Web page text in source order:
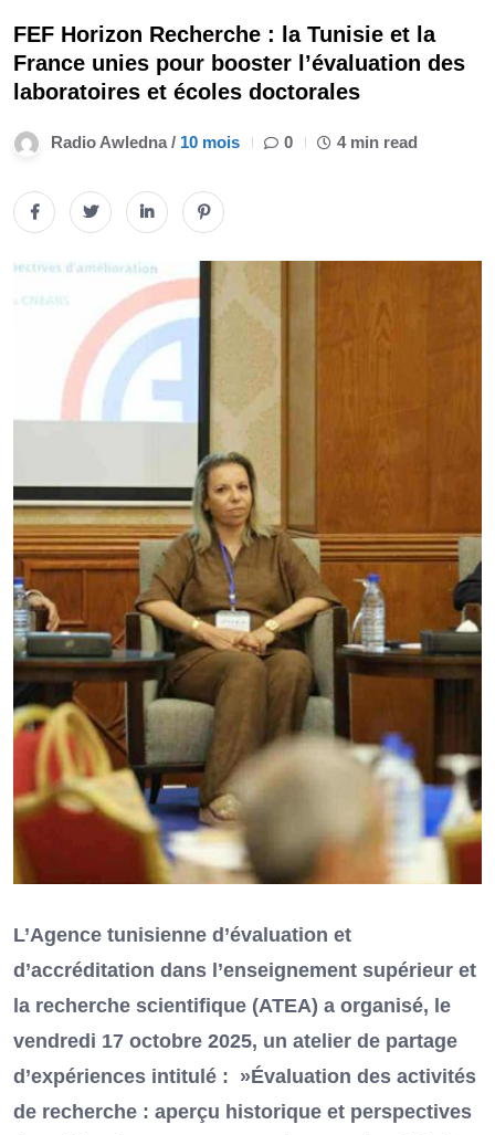
FEF Horizon Recherche : la Tunisie et la
France unies pour booster l’évaluation des
laboratoires et écoles doctorales
Radio Awledna / 10 mois 0 4 min read
L’Agence tunisienne d’évaluation et
d’accréditation dans l’enseignement supérieur et
la recherche scientifique (ATEA) a organisé, le
vendredi 17 octobre 2025, un atelier de partage
d’expériences intitulé : »Évaluation des activités
de recherche : aperçu historique et perspectives